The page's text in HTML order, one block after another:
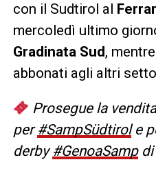
con il Sudtirol al
mercoledì ultimo
Gradinata Sud,
abbonati agli altri
Prosegue la
per#SampSüdtirole
derby#GenoaSampdi